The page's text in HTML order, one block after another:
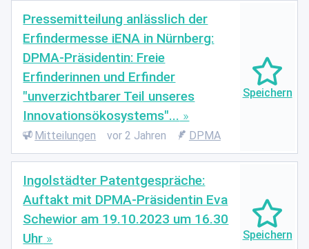
Pressemitteilung anlässlich der
Erfindermesse iENA in Nürnberg:
DPMA-Präsidentin: Freie
Erfinderinnen und Erfinder
"unverzichtbarer Teil unseres
Innovationsökosystems"...
Mitteilungen vor 2 Jahren DPMA
Ingolstädter Patentgespräche:
Auftakt mit DPMA-Präsidentin Eva
Schewior am 19.10.2023 um 16.30
Uhr